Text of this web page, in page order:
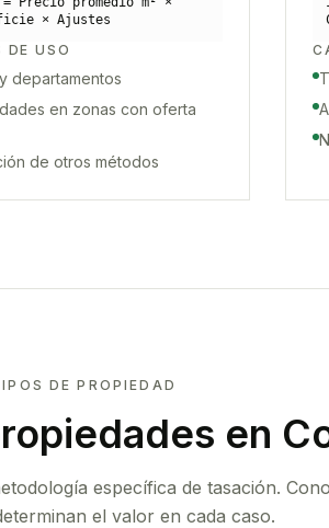
× Ajustes
DE USO
departamentos
en zonas con oferta
de otros métodos
DE PROPIEDAD
en
específica de tasación.
el valor en cada caso.